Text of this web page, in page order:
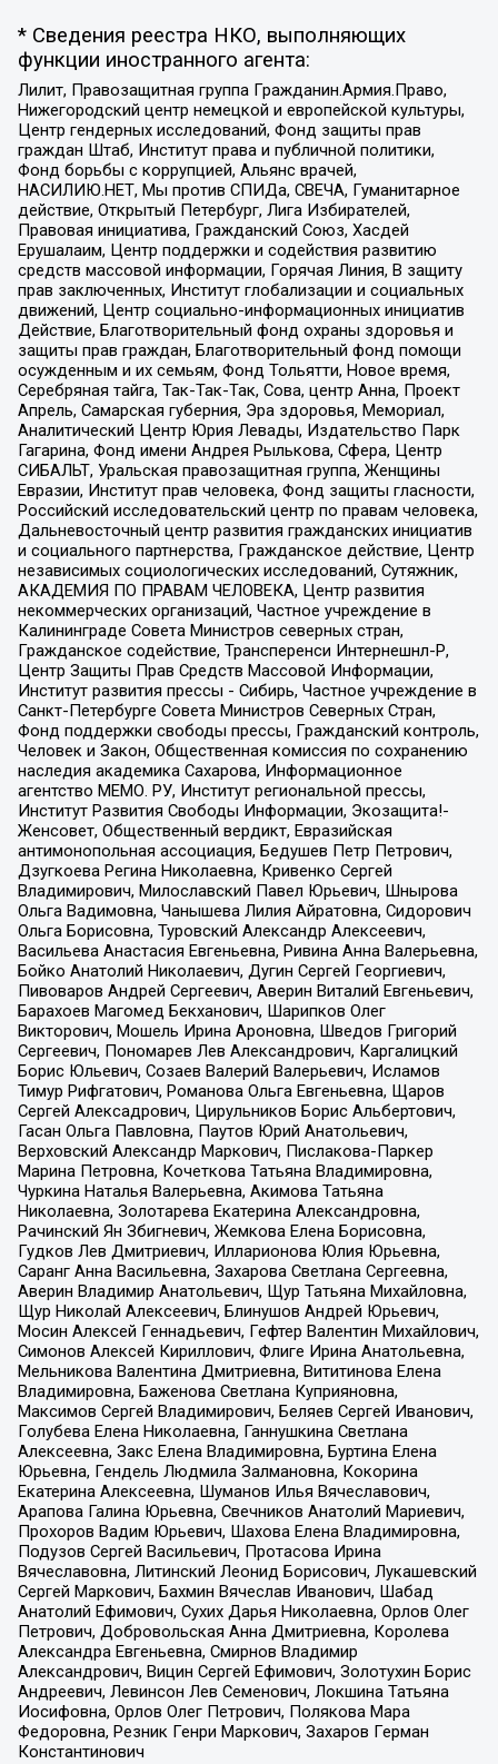
* Сведения реестра НКО, выполняющих
функции иностранного агента:
Лилит, Правозащитная группа Гражданин.Армия.Право,
Нижегородский центр немецкой и европейской культуры,
Центр гендерных исследований, Фонд защиты прав
граждан Штаб, Институт права и публичной политики,
Фонд борьбы с коррупцией, Альянс врачей,
НАСИЛИЮ.НЕТ, Мы против СПИДа, СВЕЧА, Гуманитарное
действие, Открытый Петербург, Лига Избирателей,
Правовая инициатива, Гражданский Союз, Хасдей
Ерушалаим, Центр поддержки и содействия развитию
средств массовой информации, Горячая Линия, В защиту
прав заключенных, Институт глобализации и социальных
движений, Центр социально-информационных инициатив
Действие, Благотворительный фонд охраны здоровья и
защиты прав граждан, Благотворительный фонд помощи
осужденным и их семьям, Фонд Тольятти, Новое время,
Серебряная тайга, Так-Так-Так, Сова, центр Анна, Проект
Апрель, Самарская губерния, Эра здоровья, Мемориал,
Аналитический Центр Юрия Левады, Издательство Парк
Гагарина, Фонд имени Андрея Рылькова, Сфера, Центр
СИБАЛЬТ, Уральская правозащитная группа, Женщины
Евразии, Институт прав человека, Фонд защиты гласности,
Российский исследовательский центр по правам человека,
Дальневосточный центр развития гражданских инициатив
и социального партнерства, Гражданское действие, Центр
независимых социологических исследований, Сутяжник,
АКАДЕМИЯ ПО ПРАВАМ ЧЕЛОВЕКА, Центр развития
некоммерческих организаций, Частное учреждение в
Калининграде Совета Министров северных стран,
Гражданское содействие, Трансперенси Интернешнл-Р,
Центр Защиты Прав Средств Массовой Информации,
Институт развития прессы - Сибирь, Частное учреждение в
Санкт-Петербурге Совета Министров Северных Стран,
Фонд поддержки свободы прессы, Гражданский контроль,
Человек и Закон, Общественная комиссия по сохранению
наследия академика Сахарова, Информационное
агентство МЕМО. РУ, Институт региональной прессы,
Институт Развития Свободы Информации, Экозащита!-
Женсовет, Общественный вердикт, Евразийская
антимонопольная ассоциация, Бедушев Петр Петрович,
Дзугкоева Регина Николаевна, Кривенко Сергей
Владимирович, Милославский Павел Юрьевич, Шнырова
Ольга Вадимовна, Чанышева Лилия Айратовна, Сидорович
Ольга Борисовна, Туровский Александр Алексеевич,
Васильева Анастасия Евгеньевна, Ривина Анна Валерьевна,
Бойко Анатолий Николаевич, Дугин Сергей Георгиевич,
Пивоваров Андрей Сергеевич, Аверин Виталий Евгеньевич,
Барахоев Магомед Бекханович, Шарипков Олег
Викторович, Мошель Ирина Ароновна, Шведов Григорий
Сергеевич, Пономарев Лев Александрович, Каргалицкий
Борис Юльевич, Созаев Валерий Валерьевич, Исламов
Тимур Рифгатович, Романова Ольга Евгеньевна, Щаров
Сергей Алексадрович, Цирульников Борис Альбертович,
Гасан Ольга Павловна, Паутов Юрий Анатольевич,
Верховский Александр Маркович, Пислакова-Паркер
Марина Петровна, Кочеткова Татьяна Владимировна,
Чуркина Наталья Валерьевна, Акимова Татьяна
Николаевна, Золотарева Екатерина Александровна,
Рачинский Ян Збигневич, Жемкова Елена Борисовна,
Гудков Лев Дмитриевич, Илларионова Юлия Юрьевна,
Саранг Анна Васильевна, Захарова Светлана Сергеевна,
Аверин Владимир Анатольевич, Щур Татьяна Михайловна,
Щур Николай Алексеевич, Блинушов Андрей Юрьевич,
Мосин Алексей Геннадьевич, Гефтер Валентин Михайлович,
Симонов Алексей Кириллович, Флиге Ирина Анатольевна,
Мельникова Валентина Дмитриевна, Вититинова Елена
Владимировна, Баженова Светлана Куприяновна,
Максимов Сергей Владимирович, Беляев Сергей Иванович,
Голубева Елена Николаевна, Ганнушкина Светлана
Алексеевна, Закс Елена Владимировна, Буртина Елена
Юрьевна, Гендель Людмила Залмановна, Кокорина
Екатерина Алексеевна, Шуманов Илья Вячеславович,
Арапова Галина Юрьевна, Свечников Анатолий Мариевич,
Прохоров Вадим Юрьевич, Шахова Елена Владимировна,
Подузов Сергей Васильевич, Протасова Ирина
Вячеславовна, Литинский Леонид Борисович, Лукашевский
Сергей Маркович, Бахмин Вячеслав Иванович, Шабад
Анатолий Ефимович, Сухих Дарья Николаевна, Орлов Олег
Петрович, Добровольская Анна Дмитриевна, Королева
Александра Евгеньевна, Смирнов Владимир
Александрович, Вицин Сергей Ефимович, Золотухин Борис
Андреевич, Левинсон Лев Семенович, Локшина Татьяна
Иосифовна, Орлов Олег Петрович, Полякова Мара
Федоровна, Резник Генри Маркович, Захаров Герман
Константинович